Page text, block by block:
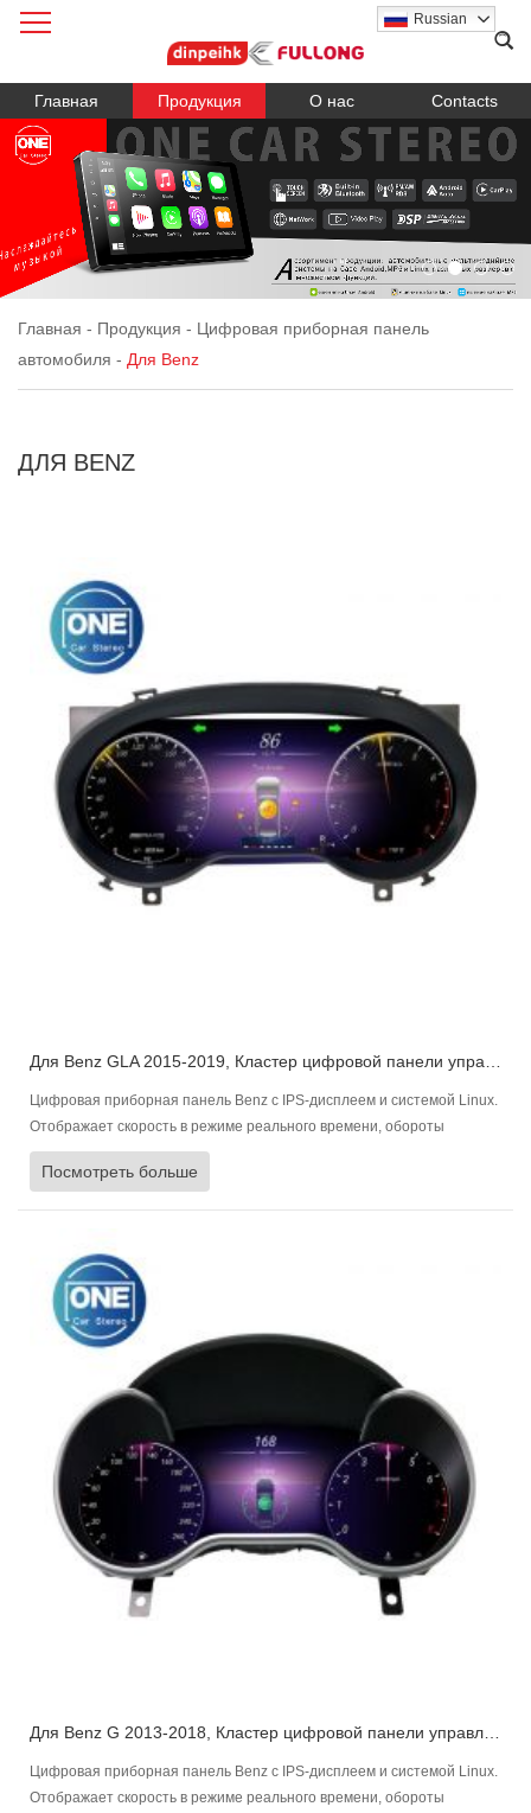
Russian
Главная Продукция О нас Contacts
Главная - Продукция - Цифровая приборная панель
автомобиля - Для Benz
ДЛЯ BENZ
Цифровая приборная панель Benz с IPS-дисплеем и системой Linux.
Отображает скорость в режиме реального времени, обороты
двигателя, уровень топлива, состояние двигателя и давление в
шинах, многоязычность и быструю синхронизацию.
Посмотреть больше
Цифровая приборная панель Benz с IPS-дисплеем и системой Linux.
Отображает скорость в режиме реального времени, обороты